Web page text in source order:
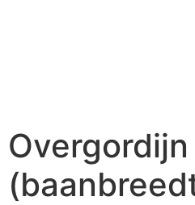
Overgordijn